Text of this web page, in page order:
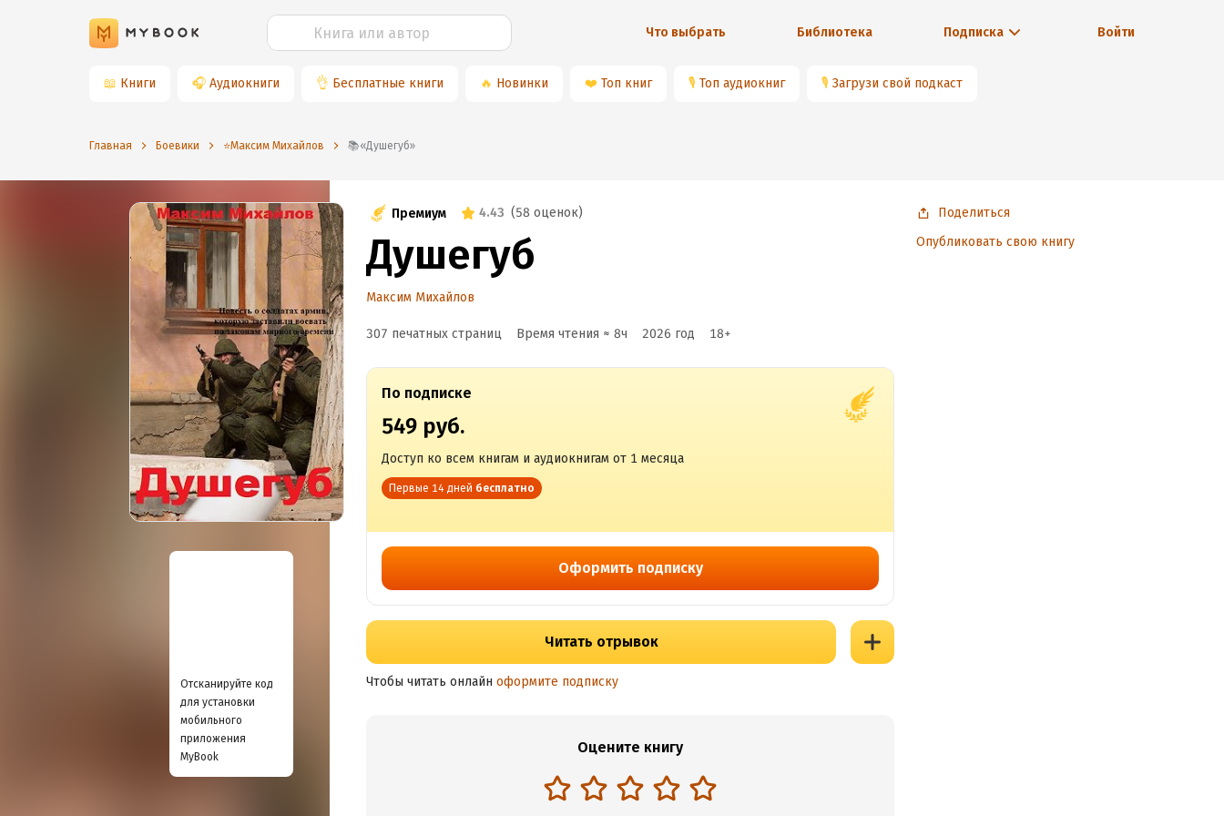
Что выбрать Библиотека Подписка Войти
📖 Книги 🎧 Аудиокниги 👌 Бесплатные книги 🔥 Новинки ❤️ Топ книг 🎙 Топ аудиокниг 🎙 Загрузи свой подкаст
Главная Боевики ⭐️Максим Михайлов 📚«Душегуб»
Отсканируйте код
для установки
мобильного
приложения
MyBook
Премиум 4.43 (58 оценок)
Душегуб
Максим Михайлов
307 печатных страниц Время чтения ≈ 8ч 2026 год 18+
По подписке
549 руб.
Доступ ко всем книгам и аудиокнигам от 1 месяца
Первые 14 дней бесплатно
Оформить подписку
Читать отрывок
Чтобы читать онлайн оформите подписку
Оцените книгу
Поделиться
Опубликовать свою книгу